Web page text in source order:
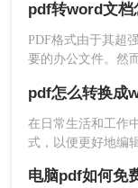
1、安装并运行
怎么转换成word呢
方法，帮助用户轻
pdf转word文档
PDF格式由于其超
要的办公文件。然
们转换成Word来
这里分享二个简单
在日常生活和工作
式，以便更好地编
题。那么pdf怎么转